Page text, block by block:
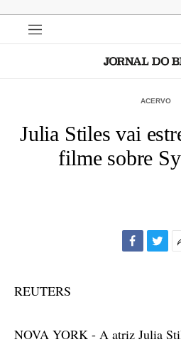
ACERVO
Julia Stiles vai
filme sobre
REUTERS
NOVA YORK - A atriz Julia